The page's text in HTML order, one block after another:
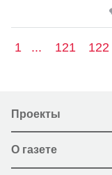
1 ... 121 122
Проекты
О газете